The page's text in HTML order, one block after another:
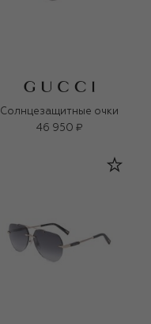
Солнцезащитные очки
46 950 ₽